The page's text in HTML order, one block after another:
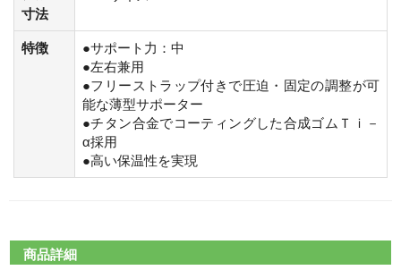
寸法
特徴
●サポート力：中
●左右兼用
●フリーストラップ付きで圧迫・固定の調整が可
能な薄型サポーター
●チタン合金でコーティングした合成ゴムＴｉ－
α採用
●高い保温性を実現
商品詳細